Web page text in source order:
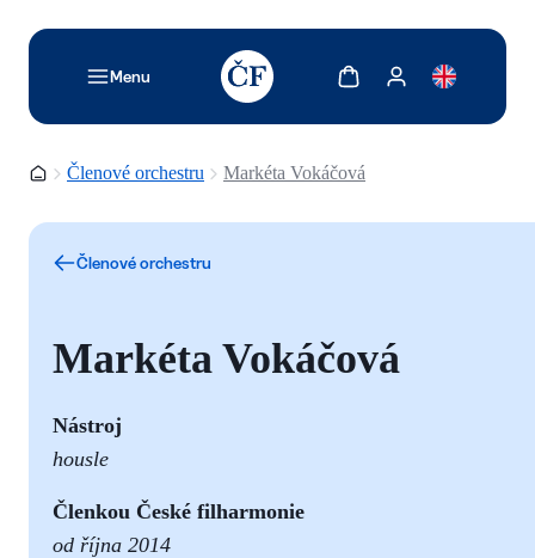
Menu
TODO: Add description for reader
Zobrazit košíkZobrazit můj účet
Domovská stránka
Členové orchestru Markéta Vokáčová
Členové orchestru
Markéta Vokáčová
Nástroj
housle
Členkou České filharmonie
od října 2014